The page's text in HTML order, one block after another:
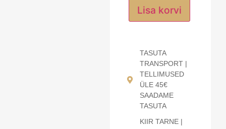
Lisa korvi
TASUTA
TRANSPORT |
TELLIMUSED
ÜLE 45€
SAADAME
TASUTA
KIIR TARNE |